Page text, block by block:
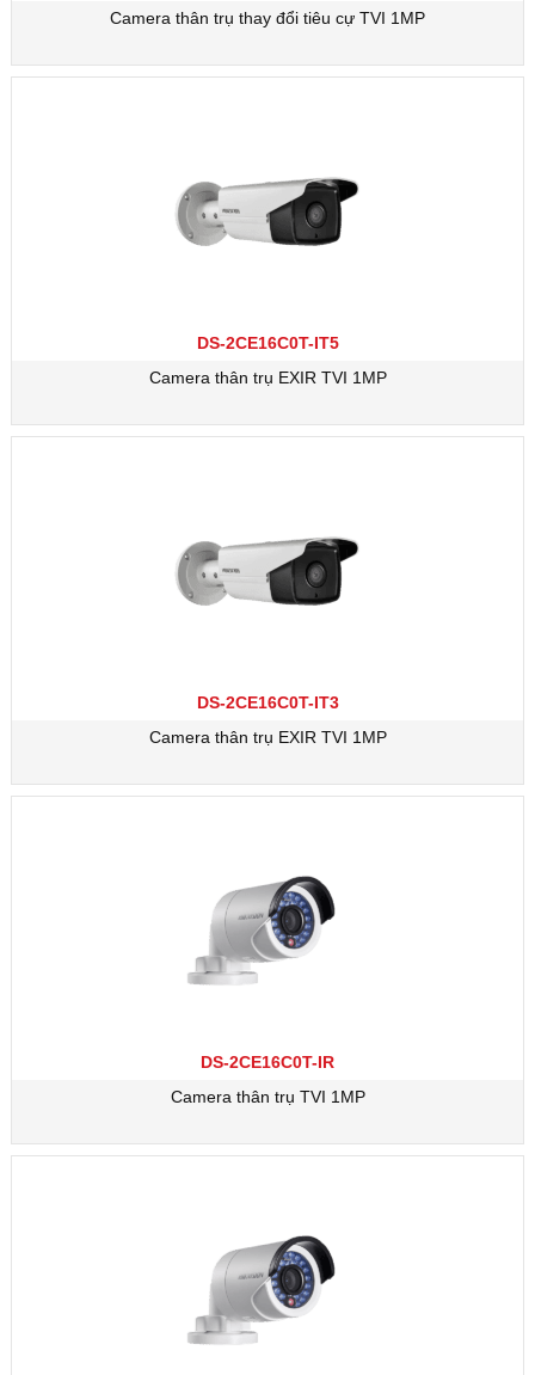
Camera thân trụ thay đổi tiêu cự TVI 1MP
DS-2CE16C0T-IT5
Camera thân trụ EXIR TVI 1MP
DS-2CE16C0T-IT3
Camera thân trụ EXIR TVI 1MP
DS-2CE16C0T-IR
Camera thân trụ TVI 1MP